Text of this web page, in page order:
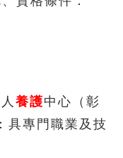
養護中心（彰
具專門職業及技